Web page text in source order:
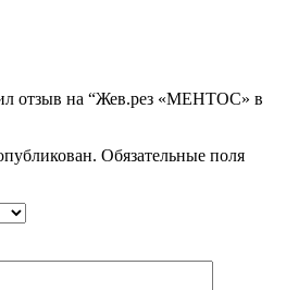
отзыв на “Жев.рез «МЕНТОС» в
Обязательные поля